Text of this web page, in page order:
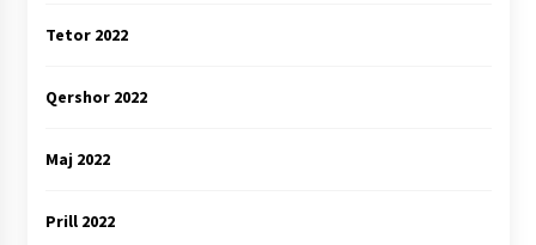
Tetor 2022
Qershor 2022
Maj 2022
Prill 2022